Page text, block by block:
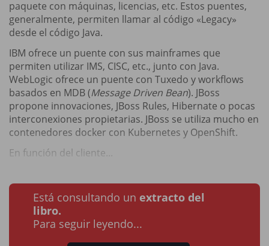
paquete con máquinas, licencias, etc. Estos puentes,
generalmente, permiten llamar al código «Legacy»
desde el código Java.
IBM ofrece un puente con sus mainframes que
permiten utilizar IMS, CISC, etc., junto con Java.
WebLogic ofrece un puente con Tuxedo y workflows
basados en MDB (Message Driven Bean). JBoss
propone innovaciones, JBoss Rules, Hibernate o pocas
interconexiones propietarias. JBoss se utiliza mucho en
contenedores docker con Kubernetes y OpenShift.
En función del cliente...
Está consultando un extracto del
libro.
Para seguir leyendo...